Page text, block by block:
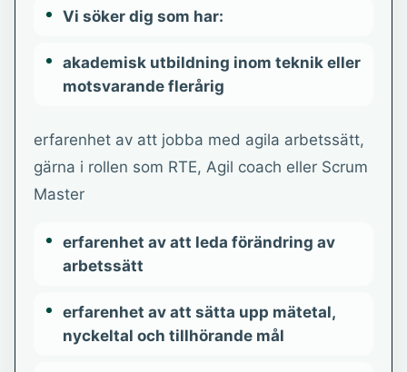
Vi söker dig som har:
akademisk utbildning inom teknik eller
motsvarande flerårig
erfarenhet av att jobba med agila arbetssätt,
gärna i rollen som RTE, Agil coach eller Scrum
Master
erfarenhet av att leda förändring av
arbetssätt
erfarenhet av att sätta upp mätetal,
nyckeltal och tillhörande mål